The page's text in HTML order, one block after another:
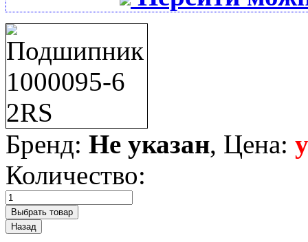
Бренд: Не указан, Цена:
Количество: